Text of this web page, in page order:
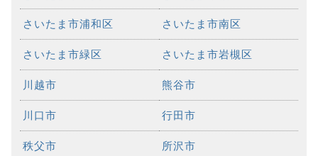
さいたま市浦和区 さいたま市南区
さいたま市緑区 さいたま市岩槻区
川越市 熊谷市
川口市 行田市
秩父市 所沢市